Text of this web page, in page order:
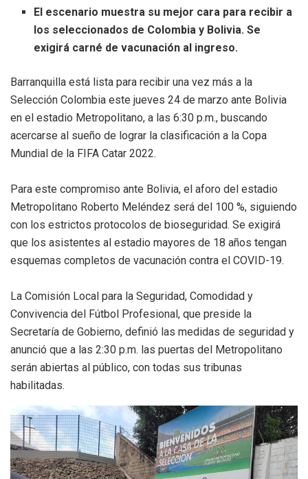
El escenario muestra su mejor cara para recibir a
los seleccionados de Colombia y Bolivia. Se
exigirá carné de vacunación al ingreso.
Barranquilla está lista para recibir una vez más a la
Selección Colombia este jueves 24 de marzo ante Bolivia
en el estadio Metropolitano, a las 6:30 p.m., buscando
acercarse al sueño de lograr la clasificación a la Copa
Mundial de la FIFA Catar 2022.
Para este compromiso ante Bolivia, el aforo del estadio
Metropolitano Roberto Meléndez será del 100 %, siguiendo
con los estrictos protocolos de bioseguridad. Se exigirá
que los asistentes al estadio mayores de 18 años tengan
esquemas completos de vacunación contra el COVID-19.
La Comisión Local para la Seguridad, Comodidad y
Convivencia del Fútbol Profesional, que preside la
Secretaría de Gobierno, definió las medidas de seguridad y
anunció que a las 2:30 p.m. las puertas del Metropolitano
serán abiertas al público, con todas sus tribunas
habilitadas.